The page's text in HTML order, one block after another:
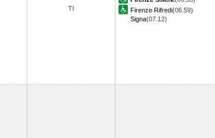
TI
Firenze Rifredi(06.59)
Signa(07.12)